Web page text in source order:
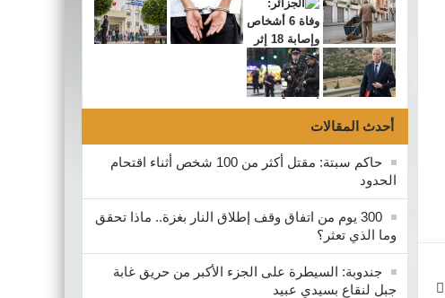
أحدث المقالات
حاكم سبتة: مقتل أكثر من 100 شخص أثناء اقتحام
الحدود
300 يوم من اتفاق وقف إطلاق النار بغزة.. ماذا تحقق
وما الذي تعثر؟
جندوبة: السيطرة على الجزء الأكبر من حريق غابة
جبل لنقاع بسيدي عبيد